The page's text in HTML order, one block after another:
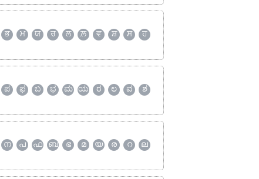
ਭ ਮ ਯ ਰ ਲ ਲ਼ ਵ ਸ਼ ਸ
ਹ
ಪ ಫ ಬ ಭ ಮ ಯ ರ ಲ ವ
ಶ
ന പ ഫ ബ ഭ മ യ ര റ
ല